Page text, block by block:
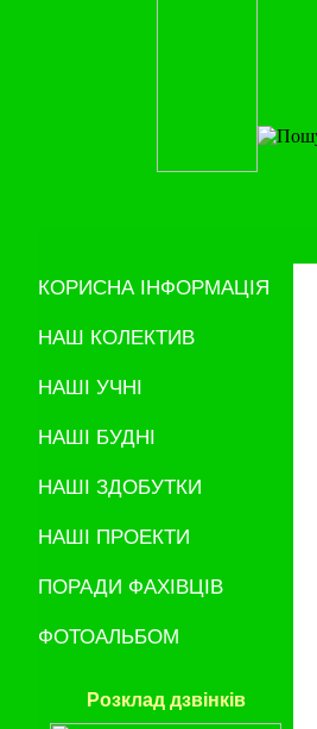
КОРИСНА ІНФОРМАЦІЯ
НАШ КОЛЕКТИВ
НАШІ УЧНІ
НАШІ БУДНІ
НАШІ ЗДОБУТКИ
НАШІ ПРОЕКТИ
ПОРАДИ ФАХІВЦІВ
ФОТОАЛЬБОМ
Розклад дзвінків